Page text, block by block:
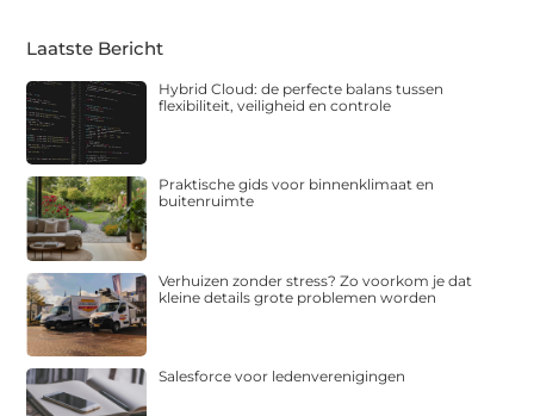
Laatste Bericht
Hybrid Cloud: de perfecte balans tussen
flexibiliteit, veiligheid en controle
Praktische gids voor binnenklimaat en
buitenruimte
Verhuizen zonder stress? Zo voorkom je dat
kleine details grote problemen worden
Salesforce voor ledenverenigingen